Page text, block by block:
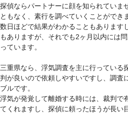
探偵ならパートナーに顔を知られていま
ともなく、素行を調べていくことができ
数日ほどで結果がわかることもあります
もありますが、それでも2ヶ月以内には
っています。
三重県なら、浮気調査を主に行っている
判が良いので依頼しやすいですし、調査
ブルです。
浮気が発覚して離婚する時には、裁判で
てくれますし、探偵に頼ったほうが長い